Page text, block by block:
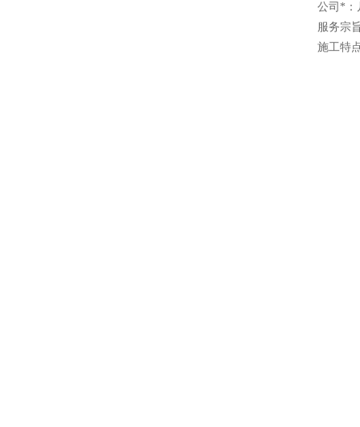
公司*：
服务宗
施工特